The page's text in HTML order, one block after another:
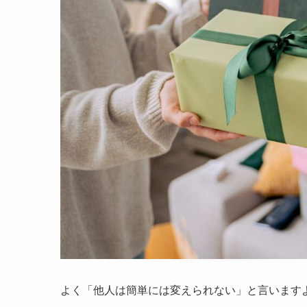
よく「他人は簡単には変えられない」と言います